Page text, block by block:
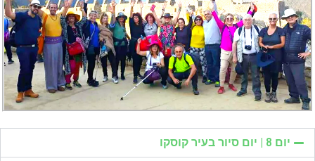
יום 8 | יום סיור בעיר קוסקו